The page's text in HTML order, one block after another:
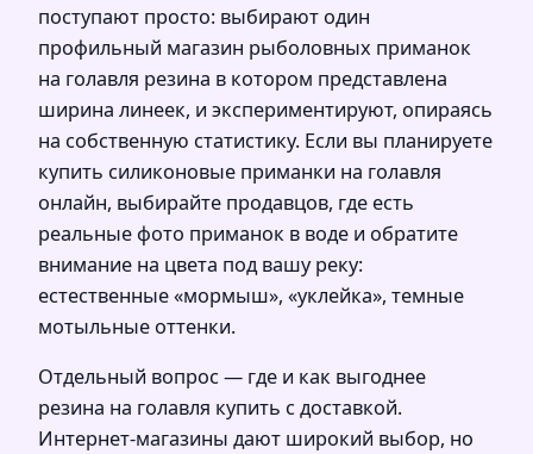
поступают просто: выбирают один
профильный магазин рыболовных приманок
на голавля резина в котором представлена
ширина линеек, и экспериментируют, опираясь
на собственную статистику. Если вы планируете
купить силиконовые приманки на голавля
онлайн, выбирайте продавцов, где есть
реальные фото приманок в воде и обратите
внимание на цвета под вашу реку:
естественные «мормыш», «уклейка», темные
мотыльные оттенки.
Отдельный вопрос — где и как выгоднее
резина на голавля купить с доставкой.
Интернет-магазины дают широкий выбор, но